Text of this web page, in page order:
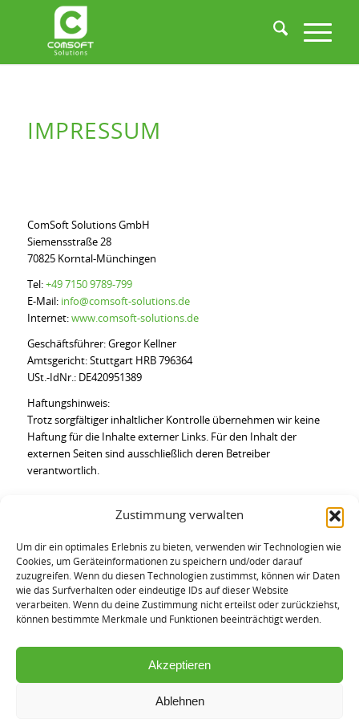
Zustimmung verwalten
Um dir ein optimales Erlebnis zu bieten, verwenden wir Technologien wie
Cookies, um Geräteinformationen zu speichern und/oder darauf
zuzugreifen. Wenn du diesen Technologien zustimmst, können wir Daten
wie das Surfverhalten oder eindeutige IDs auf dieser Website
verarbeiten. Wenn du deine Zustimmung nicht erteilst oder zurückziehst,
können bestimmte Merkmale und Funktionen beeinträchtigt werden.
Akzeptieren
Ablehnen
IMPRESSUM
ComSoft Solutions GmbH
Siemensstraße 28
70825 Korntal-Münchingen
Tel: +49 7150 9789-799
E-Mail: info@comsoft-solutions.de
Internet: www.comsoft-solutions.de
Geschäftsführer: Gregor Kellner
Amtsgericht: Stuttgart HRB 796364
USt.-IdNr.: DE420951389
Haftungshinweis:
Trotz sorgfältiger inhaltlicher Kontrolle übernehmen wir keine
Haftung für die Inhalte externer Links. Für den Inhalt der
externen Seiten sind ausschließlich deren Betreiber
verantwortlich.
ComSoft Solutions GmbH
Siemensstraße 28
70825 Korntal-Münchingen
Tel:+49 7150 9798-799